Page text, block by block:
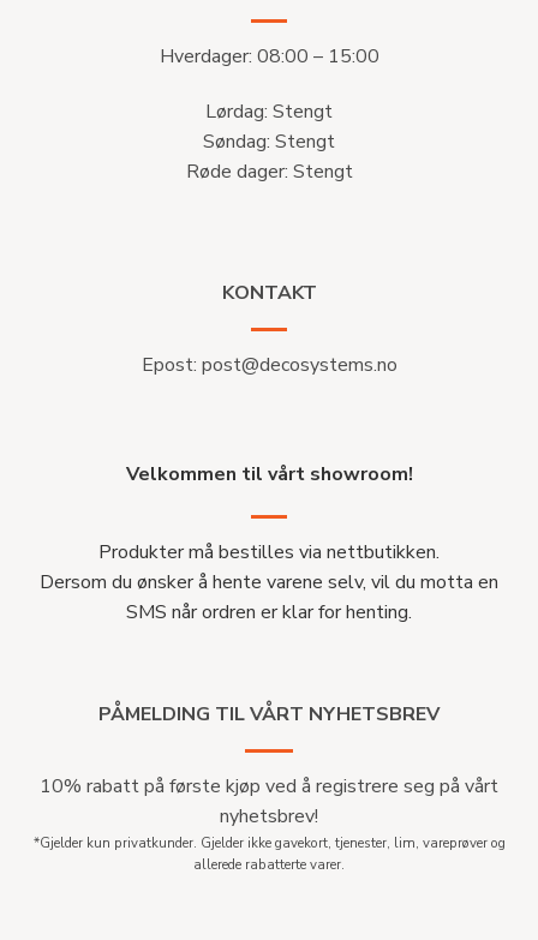
Hverdager: 08:00 – 15:00
Lørdag: Stengt
Søndag: Stengt
Røde dager: Stengt
KONTAKT
Epost: post@decosystems.no
Velkommen til vårt showroom!
Produkter må bestilles via nettbutikken.
Dersom du ønsker å hente varene selv, vil du motta en
SMS når ordren er klar for henting.
PÅMELDING TIL VÅRT NYHETSBREV
10% rabatt på første kjøp ved å registrere seg på vårt
nyhetsbrev!
*Gjelder kun privatkunder. Gjelder ikke gavekort, tjenester, lim, vareprøver og
allerede rabatterte varer.